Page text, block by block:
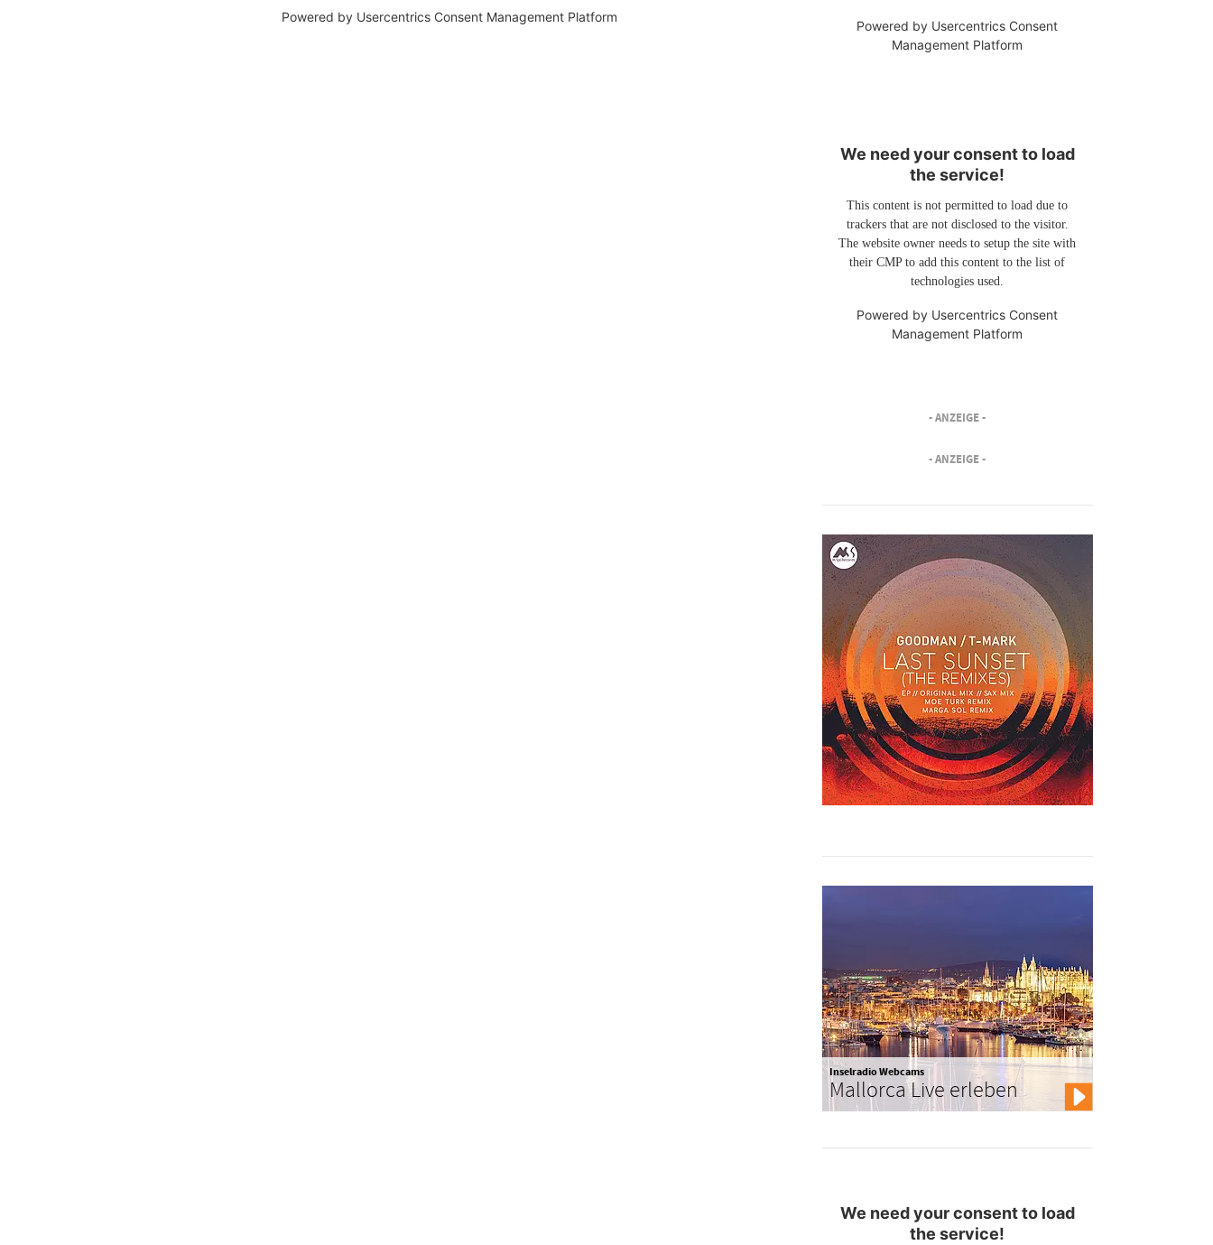
Powered by Usercentrics Consent Management Platform
Powered by Usercentrics Consent
Management Platform
We need your consent to load
the service!
This content is not permitted to load due to
trackers that are not disclosed to the visitor.
The website owner needs to setup the site with
their CMP to add this content to the list of
technologies used.
Powered by Usercentrics Consent
Management Platform
- ANZEIGE -
- ANZEIGE -
Inselradio Webcams
Mallorca Live erleben
We need your consent to load
the service!